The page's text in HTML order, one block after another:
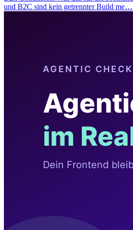
und B2C sind kein getrennter Build me…